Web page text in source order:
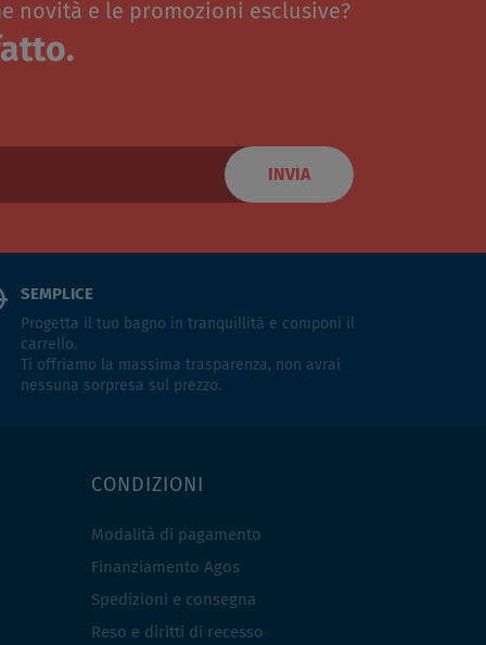
novità e le promozioni esclusive?
INVIA
SEMPLICE
Progetta il tuo bagno in tranquillità e componi il
carrello.
Ti offriamo la massima trasparenza, non avrai
nessuna sorpresa sul prezzo.
CONDIZIONI
Modalità di pagamento
Finanziamento Agos
Spedizioni e consegna
Reso e diritti di recesso